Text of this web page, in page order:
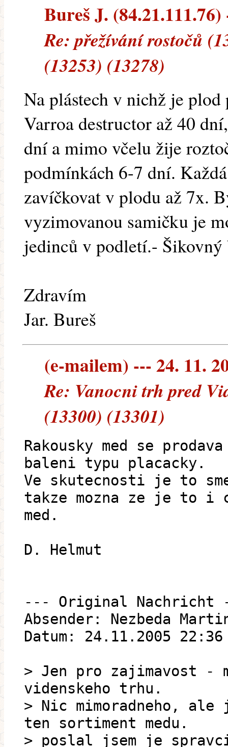
Bureš J.
Re: přežívání rostočů
(13253) (13278)
Na plástech v nichž je
Varroa destructor až 40
dní a mimo včelu žije
podmínkách 6-7 dní.
zavíčkovat v plodu až 7x.
vyzimovanou samičku je
jedinců v podletí.- Šikovný
Zdravím
Jar. Bureš
(e-mailem) --- 24. 11.
Re: Vanocni trh pred
(13300) (13301)
Rakousky med se
baleni typu placacky.
Ve skutecnosti je to
takze mozna ze je to i
med.
D. Helmut
--- Original Nachricht
Absender: Nezbeda
Datum: 24.11.2005 22:36
> Jen pro zajimavost -
videnskeho trhu.
> Nic mimoradneho,
ten sortiment medu.
> poslal jsem je